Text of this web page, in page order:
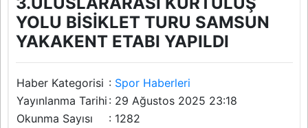
YOLU BİSİKLET TURU SAMSUN
YAKAKENT ETABI YAPILDI
Haber Kategorisi : Spor Haberleri
Yayınlanma Tarihi : 29 Ağustos 2025 23:18
Okunma Sayısı
: 1282